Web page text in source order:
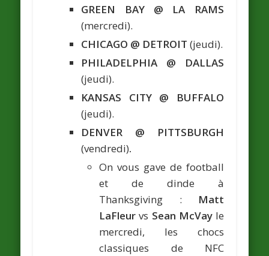
GREEN BAY @ LA RAMS
(mercredi).
CHICAGO @ DETROIT (jeudi).
PHILADELPHIA @ DALLAS
(jeudi).
KANSAS CITY @ BUFFALO
(jeudi).
DENVER @ PITTSBURGH
(vendredi).
On vous gave de football
et de dinde à
Thanksgiving : Matt
LaFleur vs Sean McVayle
mercredi, les chocs
classiques de NFC